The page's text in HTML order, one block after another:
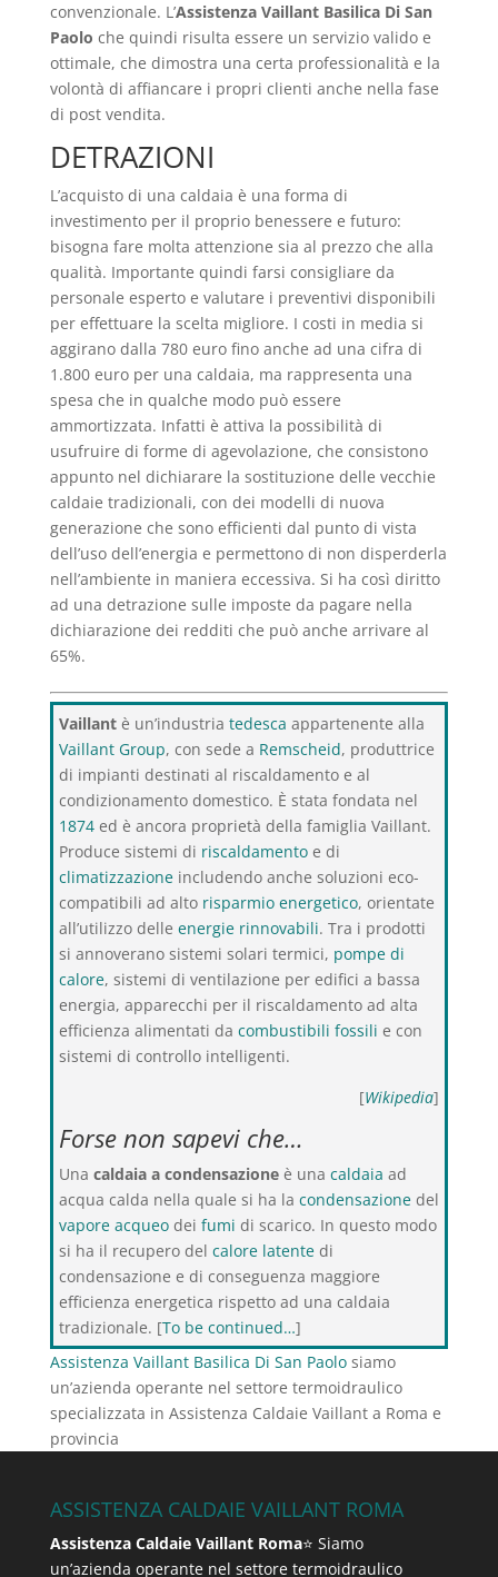
convenzionale. L’Assistenza Vaillant Basilica Di San
Paolo che quindi risulta essere un servizio valido e
ottimale, che dimostra una certa professionalità e la
volontà di affiancare i propri clienti anche nella fase
di post vendita.
DETRAZIONI
L’acquisto di una caldaia è una forma di
investimento per il proprio benessere e futuro:
bisogna fare molta attenzione sia al prezzo che alla
qualità. Importante quindi farsi consigliare da
personale esperto e valutare i preventivi disponibili
per effettuare la scelta migliore. I costi in media si
aggirano dalla 780 euro fino anche ad una cifra di
1.800 euro per una caldaia, ma rappresenta una
spesa che in qualche modo può essere
ammortizzata. Infatti è attiva la possibilità di
usufruire di forme di agevolazione, che consistono
appunto nel dichiarare la sostituzione delle vecchie
caldaie tradizionali, con dei modelli di nuova
generazione che sono efficienti dal punto di vista
dell’uso dell’energia e permettono di non disperderla
nell’ambiente in maniera eccessiva. Si ha così diritto
ad una detrazione sulle imposte da pagare nella
dichiarazione dei redditi che può anche arrivare al
65%.
Vaillantè un’industria tedesca appartenente alla
Vaillant Group, con sede a Remscheid, produttrice
di impianti destinati al riscaldamento e al
condizionamento domestico. È stata fondata nel
1874ed è ancora proprietà della famiglia Vaillant.
Produce sistemi di riscaldamentoe di
climatizzazioneincludendo anche soluzioni eco-
compatibili ad alto risparmio energetico, orientate
all’utilizzo delle energie rinnovabili. Tra i prodotti
si annoverano sistemi solari termici, pompe di
calore, sistemi di ventilazione per edifici a bassa
energia, apparecchi per il riscaldamento ad alta
efficienza alimentati da combustibili fossili e con
sistemi di controllo intelligenti.
[Wikipedia]
Forse non sapevi che…
Una caldaia a condensazioneè una caldaia ad
acqua calda nella quale si ha la condensazionedel
vapore acqueodei fumi di scarico. In questo modo
si ha il recupero del calore latentedi
condensazione e di conseguenza maggiore
efficienza energetica rispetto ad una caldaia
tradizionale. [To be continued…]
Assistenza Vaillant Basilica Di San Paolosiamo
un’azienda operante nel settore termoidraulico
specializzata in Assistenza Caldaie Vaillant a Roma e
provincia
ASSISTENZA CALDAIE VAILLANT ROMA
Assistenza Caldaie Vaillant Roma⭐ Siamo
un’azienda operante nel settore termoidraulico